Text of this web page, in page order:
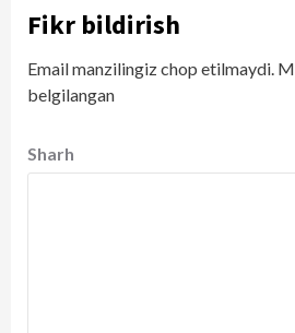
Fikr bildirish
Email manzilingiz chop etilmaydi.
belgilangan
Sharh